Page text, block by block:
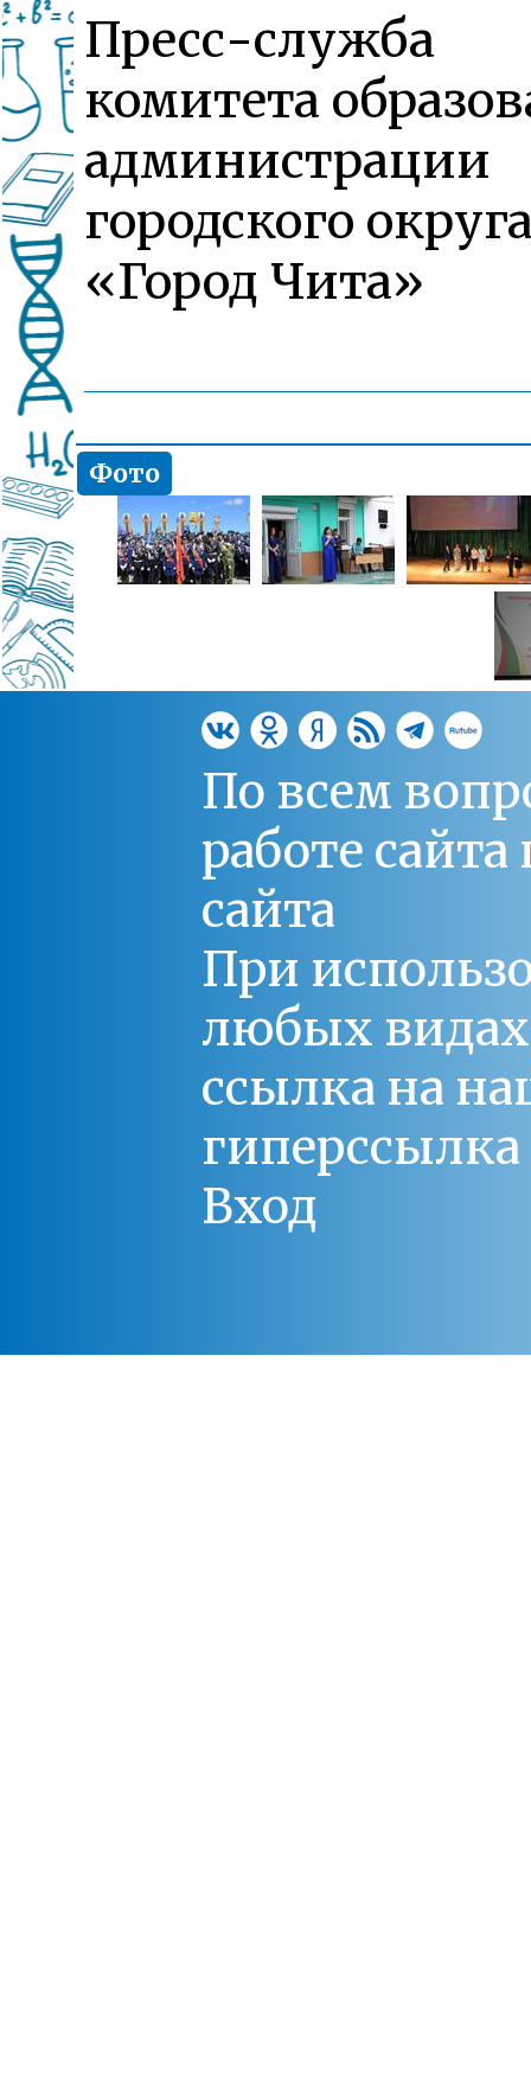
Пресс-служба
комитета
администрации
городского
«Город Чита»
Фото
По всем
работе
сайта
При
любых
ссылка на
Вход